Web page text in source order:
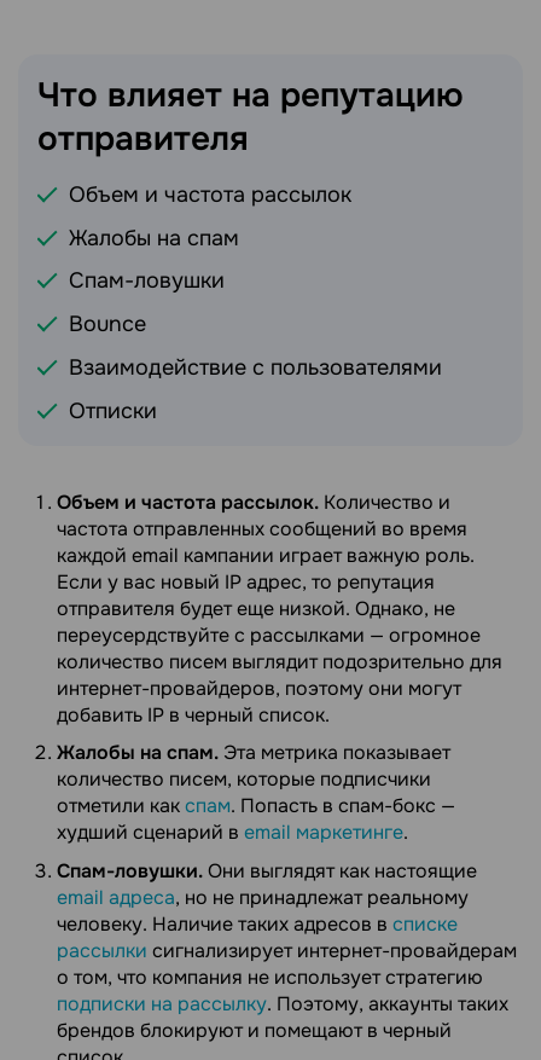
Что влияет на репутацию
отправителя
Объем и частота рассылок
Жалобы на спам
Спам-ловушки
Bounce
Взаимодействие с пользователями
Отписки
Объем и частота рассылок. Количество и
частота отправленных сообщений во время
каждой email кампании играет важную роль.
Если у вас новый IP адрес, то репутация
отправителя будет еще низкой. Однако, не
переусердствуйте с рассылками — огромное
количество писем выглядит подозрительно для
интернет-провайдеров, поэтому они могут
добавить IP в черный список.
Жалобы на спам. Эта метрика показывает
количество писем, которые подписчики
отметили какспам. Попасть в спам-бокс —
худший сценарий в email маркетинге.
Спам-ловушки.Они выглядят как настоящие
email адреса, но не принадлежат реальному
человеку. Наличие таких адресов в списке
рассылки сигнализирует интернет-провайдерам
о том, что компания не использует стратегию
подписки на рассылку. Поэтому, аккаунты таких
брендов блокируют и помещают в черный